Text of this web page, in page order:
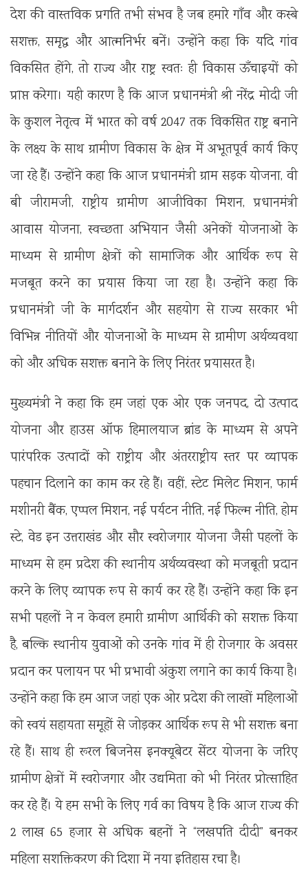
देश की वास्तविक प्रगति तभी संभव है जब हमारे गाँव और कस्बे
सशक्त, समृद्ध और आत्मनिर्भर बनें। उन्होंने कहा कि यदि गांव
विकसित होंगे, तो राज्य और राष्ट्र स्वतः ही विकास ऊँचाइयों को
प्राप्त करेगा। यही कारण है कि आज प्रधानमंत्री श्री नरेंद्र मोदी जी
के कुशल नेतृत्व में भारत को वर्ष 2047 तक विकसित राष्ट्र बनाने
के लक्ष्य के साथ ग्रामीण विकास के क्षेत्र में अभूतपूर्व कार्य किए
जा रहे हैं। उन्होंने कहा कि आज प्रधानमंत्री ग्राम सड़क योजना, वी
बी जीरामजी, राष्ट्रीय ग्रामीण आजीविका मिशन, प्रधानमंत्री
आवास योजना, स्वच्छता अभियान जैसी अनेकों योजनाओं के
माध्यम से ग्रामीण क्षेत्रों को सामाजिक और आर्थिक रूप से
मजबूत करने का प्रयास किया जा रहा है। उन्होंने कहा कि
प्रधानमंत्री जी के मार्गदर्शन और सहयोग से राज्य सरकार भी
विभिन्न नीतियों और योजनाओं के माध्यम से ग्रामीण अर्थव्यवथा
को और अधिक सशक्त बनाने के लिए निरंतर प्रयासरत है।
मुख्यमंत्री ने कहा कि हम जहां एक ओर एक जनपद, दो उत्पाद
योजना और हाउस ऑफ हिमालयाज ब्रांड के माध्यम से अपने
पारंपरिक उत्पादों को राष्ट्रीय और अंतरराष्ट्रीय स्तर पर व्यापक
पहचान दिलाने का काम कर रहे हैं। वहीं, स्टेट मिलेट मिशन, फार्म
मशीनरी बैंक, एप्पल मिशन, नई पर्यटन नीति, नई फिल्म नीति, होम
स्टे, वेड इन उत्तराखंड और सौर स्वरोजगार योजना जैसी पहलों के
माध्यम से हम प्रदेश की स्थानीय अर्थव्यवस्था को मजबूती प्रदान
करने के लिए व्यापक रूप से कार्य कर रहे हैं। उन्होंने कहा कि इन
सभी पहलों ने न केवल हमारी ग्रामीण आर्थिकी को सशक्त किया
है, बल्कि स्थानीय युवाओं को उनके गांव में ही रोजगार के अवसर
प्रदान कर पलायन पर भी प्रभावी अंकुश लगाने का कार्य किया है।
उन्होंने कहा कि हम आज जहां एक ओर प्रदेश की लाखों महिलाओं
को स्वयं सहायता समूहों से जोड़कर आर्थिक रूप से भी सशक्त बना
रहे हैं। साथ ही रूरल बिजनेस इनक्यूबेटर सेंटर योजना के जरिए
ग्रामीण क्षेत्रों में स्वरोजगार और उद्यमिता को भी निरंतर प्रोत्साहित
कर रहे हैं। ये हम सभी के लिए गर्व का विषय है कि आज राज्य की
2 लाख 65 हजार से अधिक बहनों ने “लखपति दीदी” बनकर
महिला सशक्तिकरण की दिशा में नया इतिहास रचा है।